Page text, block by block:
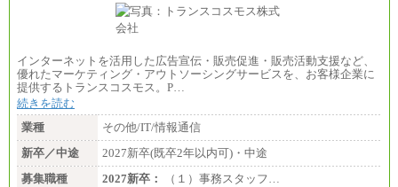
インターネットを活用した広告宣伝・販売促進・販売活動支援など、
優れたマーケティング・アウトソーシングサービスを、お客様企業に
提供するトランスコスモス。P…
続きを読む
業種
その他/IT/情報通信
新卒／中途
2027新卒(既卒2年以内可)・中途
募集職種
2027新卒：
（１）事務スタッフ…